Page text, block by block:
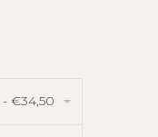
€34,50